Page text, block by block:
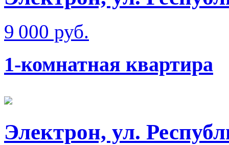
9 000 руб.
1-комнатная квартира
Электрон, ул.